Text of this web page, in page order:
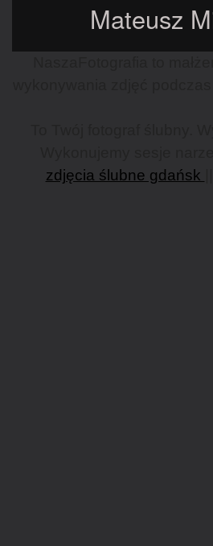
Mateusz
zdjęcia ślubne gdańsk